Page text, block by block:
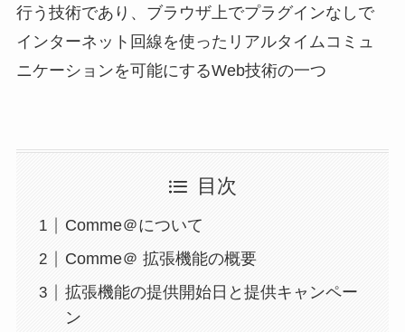
行う技術であり、ブラウザ上でプラグインなしで
インターネット回線を使ったリアルタイムコミュ
ニケーションを可能にするWeb技術の一つ
目次
Comme＠について
Comme＠ 拡張機能の概要
拡張機能の提供開始日と提供キャンペー
ン